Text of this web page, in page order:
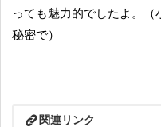
っても魅力的でしたよ。
秘密で）